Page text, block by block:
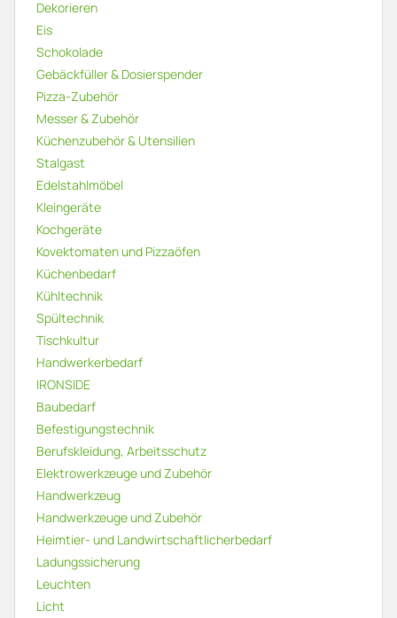
Dekorieren
Eis
Schokolade
Gebäckfüller & Dosierspender
Pizza-Zubehör
Messer & Zubehör
Küchenzubehör & Utensilien
Stalgast
Edelstahlmöbel
Kleingeräte
Kochgeräte
Kovektomaten und Pizzaöfen
Küchenbedarf
Kühltechnik
Spültechnik
Tischkultur
Handwerkerbedarf
IRONSIDE
Baubedarf
Befestigungstechnik
Berufskleidung, Arbeitsschutz
Elektrowerkzeuge und Zubehör
Handwerkzeug
Handwerkzeuge und Zubehör
Heimtier- und Landwirtschaftlicherbedarf
Ladungssicherung
Leuchten
Licht